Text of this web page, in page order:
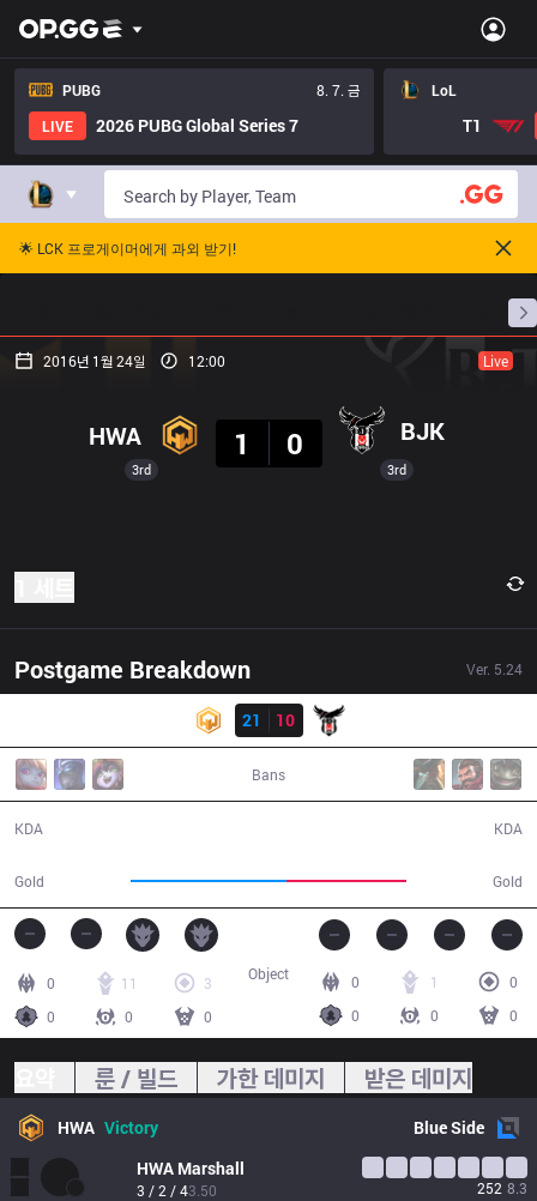
PUBG
8. 7. 금
LIVE
2026 PUBG Global Series 7
LoL
T1
🌟 LCK 프로게이머에게 과외 받기!
프로빌
2016년 1월 24일 12:00 Live
3rd
HWA
1
0 BJK
3rd
Postgame Breakdown Ver. 5.24
21
10
Bans
KDA
Gold Gold
KDA
0 11
3
0
0 0
0 1
0
0
0 0
Object
룬 / 빌드 가한 데미지 받은 데미지
HWA Victory BlueSide
HWA Marshall
3 / 2 / 43.50 252 8.3